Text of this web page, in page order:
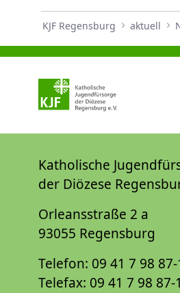
KJF Regensburg aktuell
Katholische
der Diözese
Orleansstraße 2 a
93055 Regensburg
Telefon: 09 41 7 98
Telefax: 09 41 7 98 87-